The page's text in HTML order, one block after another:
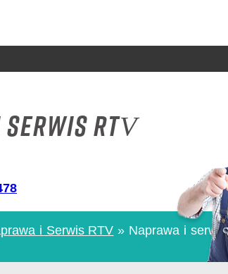
RTV
i Serwis RTV » Naprawa i serwis